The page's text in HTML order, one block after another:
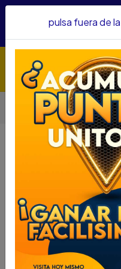
confianza&nbsp;Recibe
Herramientas
LLAVE MIXTA
LLAVE MIXTA
GL40109EM
UTH 66400051
LLAVE MIXTA SATA 3/
DESCRIPCIÓN
Las llaves combinadas
pulsa fuera de